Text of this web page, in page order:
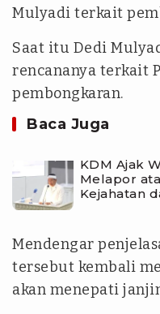
Mulyadi terkait
Saat itu Dedi
rencananya terkait
pembongkaran.
Baca Juga
KDM Ajak
Melapor
Kejahatan
Mendengar
tersebut kembali
akan menepati